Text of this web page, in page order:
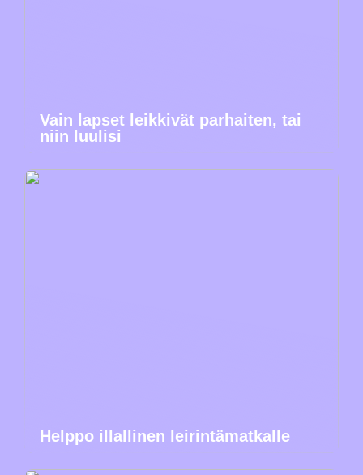
Vain lapset leikkivät parhaiten, tai
niin luulisi
Helppo illallinen leirintämatkalle